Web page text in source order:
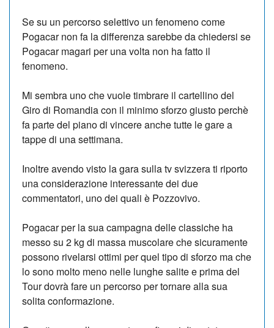
Se su un percorso selettivo un fenomeno come
Pogacar non fa la differenza sarebbe da chiedersi se
Pogacar magari per una volta non ha fatto il
fenomeno.
Mi sembra uno che vuole timbrare il cartellino del
Giro di Romandia con il minimo sforzo giusto perchè
fa parte del piano di vincere anche tutte le gare a
tappe di una settimana.
Inoltre avendo visto la gara sulla tv svizzera ti riporto
una considerazione interessante dei due
commentatori, uno dei quali è Pozzovivo.
Pogacar per la sua campagna delle classiche ha
messo su 2 kg di massa muscolare che sicuramente
possono rivelarsi ottimi per quel tipo di sforzo ma che
lo sono molto meno nelle lunghe salite e prima del
Tour dovrà fare un percorso per tornare alla sua
solita conformazione.